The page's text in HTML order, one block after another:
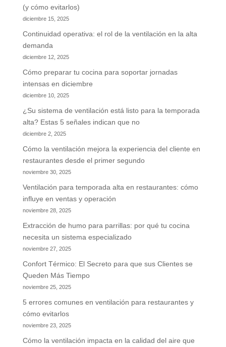
(y cómo evitarlos)
diciembre 15, 2025
Continuidad operativa: el rol de la ventilación en la alta
demanda
diciembre 12, 2025
Cómo preparar tu cocina para soportar jornadas
intensas en diciembre
diciembre 10, 2025
¿Su sistema de ventilación está listo para la temporada
alta? Estas 5 señales indican que no
diciembre 2, 2025
Cómo la ventilación mejora la experiencia del cliente en
restaurantes desde el primer segundo
noviembre 30, 2025
Ventilación para temporada alta en restaurantes: cómo
influye en ventas y operación
noviembre 28, 2025
Extracción de humo para parrillas: por qué tu cocina
necesita un sistema especializado
noviembre 27, 2025
Confort Térmico: El Secreto para que sus Clientes se
Queden Más Tiempo
noviembre 25, 2025
5 errores comunes en ventilación para restaurantes y
cómo evitarlos
noviembre 23, 2025
Cómo la ventilación impacta en la calidad del aire que